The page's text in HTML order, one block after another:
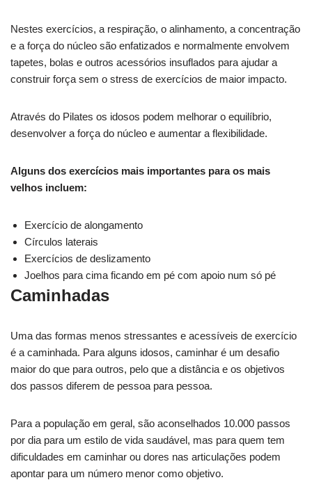
Nestes exercícios, a respiração, o alinhamento, a concentração
e a força do núcleo são enfatizados e normalmente envolvem
tapetes, bolas e outros acessórios insuflados para ajudar a
construir força sem o stress de exercícios de maior impacto.
Através do Pilates os idosos podem melhorar o equilíbrio,
desenvolver a força do núcleo e aumentar a flexibilidade.
Alguns dos exercícios mais importantes para os mais
velhos incluem:
Exercício de alongamento
Círculos laterais
Exercícios de deslizamento
Joelhos para cima ficando em pé com apoio num só pé
Caminhadas
Uma das formas menos stressantes e acessíveis de exercício
é a caminhada. Para alguns idosos, caminhar é um desafio
maior do que para outros, pelo que a distância e os objetivos
dos passos diferem de pessoa para pessoa.
Para a população em geral, são aconselhados 10.000 passos
por dia para um estilo de vida saudável, mas para quem tem
dificuldades em caminhar ou dores nas articulações podem
apontar para um número menor como objetivo.